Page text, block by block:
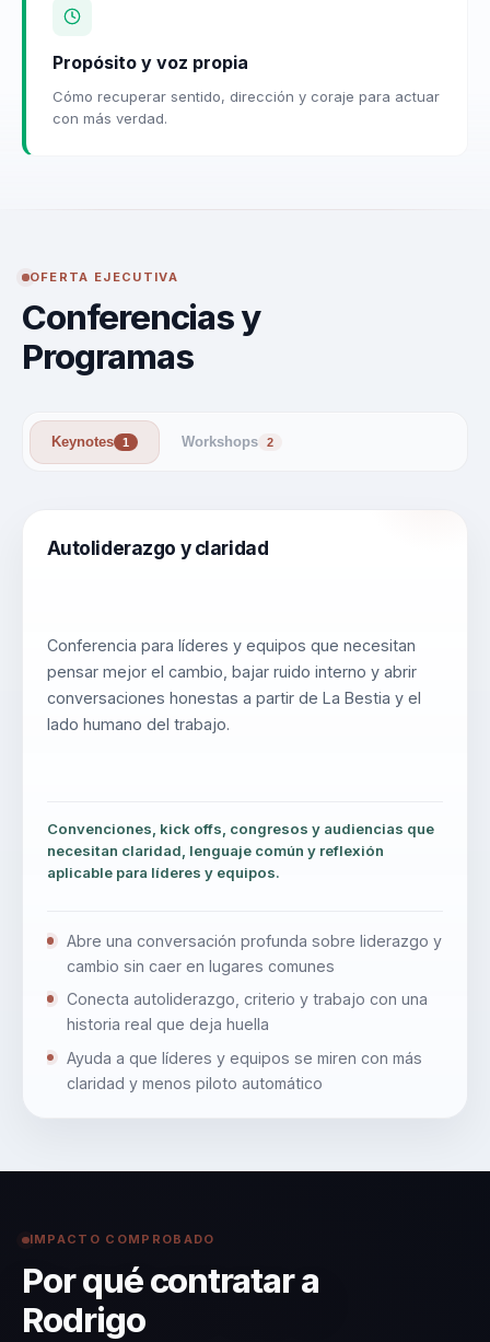
Propósito y voz propia
Cómo recuperar sentido, dirección y coraje para actuar
con más verdad.
OFERTA EJECUTIVA
Conferencias y
Programas
Keynotes 1 Workshops 2
Autoliderazgo y claridad
Conferencia para líderes y equipos que necesitan
pensar mejor el cambio, bajar ruido interno y abrir
conversaciones honestas a partir de La Bestia y el
lado humano del trabajo.
Convenciones, kick offs, congresos y audiencias que
necesitan claridad, lenguaje común y reflexión
aplicable para líderes y equipos.
Abre una conversación profunda sobre liderazgo y
cambio sin caer en lugares comunes
Conecta autoliderazgo, criterio y trabajo con una
historia real que deja huella
Ayuda a que líderes y equipos se miren con más
claridad y menos piloto automático
IMPACTO COMPROBADO
Por qué contratar a
Rodrigo